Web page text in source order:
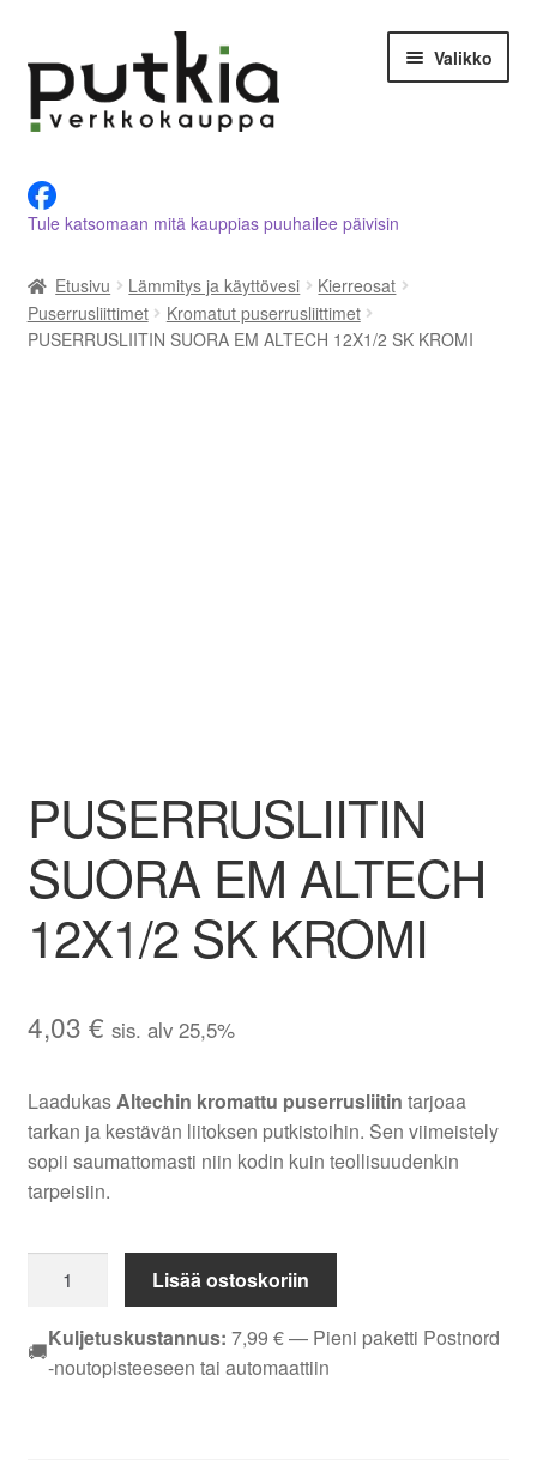
navigointiin
sisältöön
Valikko
Tietoja meistä
Asiakastilini
Ostoskori
Tule katsomaan mitä kauppias puuhailee päivisin
Etusivu Lämmitys ja käyttövesi
Kierreosat
Puserrusliittimet
Kromatut puserrusliittimet
PUSERRUSLIITIN SUORA EM ALTECH 12X1/2 SK KROMI
PUSERRUSLIITIN
SUORA EM ALTECH
12X1/2 SK KROMI
4,03 € sis. alv 25,5%
LaadukasAltechin kromattu puserrusliitin tarjoaa
tarkan ja kestävän liitoksen putkistoihin. Sen viimeistely
sopii saumattomasti niin kodin kuin teollisuudenkin
tarpeisiin.
PUSERRUSLIITIN
SUORA
EM
ALTECH
Lisää ostoskoriin
🚚Kuljetuskustannus: 7,99 €— Pieni paketti Postnord
-noutopisteeseen tai automaattiin